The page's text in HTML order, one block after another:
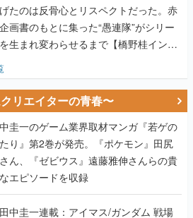
ュー】
リエイターの青春〜
圭一のゲーム業界取材マンガ『若ゲの
り』第2巻が発売。『ポケモン』田尻
ん、『ゼビウス』遠藤雅伸さんらの貴
エピソードを収録
中圭一連載：アイマス/ガンダム 戦場
編】わがままな王様のわがままなニー
満たす！──小山順一朗が貫く姿勢に、
ームクリエイターとしての矜持を見た